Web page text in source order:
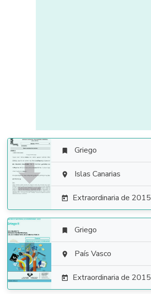

 Griego
 Islas Canarias
 Extraordinaria de 2015

 Griego
 País Vasco
 Extraordinaria de 2015